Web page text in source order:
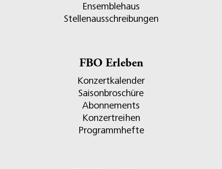
Ensemblehaus
Stellenausschreibungen
FBO Erleben
Konzertkalender
Saisonbroschüre
Abonnements
Konzertreihen
Programmhefte